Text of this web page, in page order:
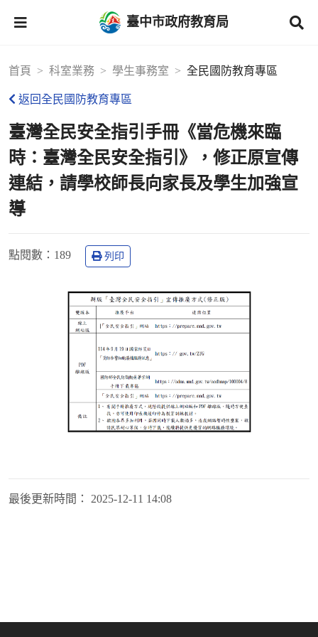
臺中市政府教育局
首頁 科室業務 學生事務室 全民國防教育專區
返回全民國防教育專區
臺灣全民安全指引手冊《當危機來臨
時：臺灣全民安全指引》，修正原宣傳
連結，請學校師長向家長及學生加強宣
導
點閱數 ：189 列印
最後更新時間： 2025-12-11 14:08